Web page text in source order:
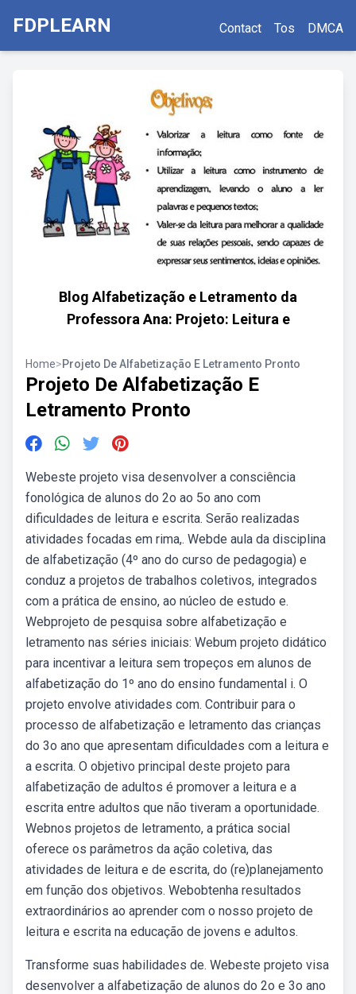
FDPLEARN Contact Tos DMCA
Blog Alfabetização e Letramento da
Professora Ana: Projeto: Leitura e
Home>Projeto De Alfabetização E Letramento Pronto
Projeto De Alfabetização E
Letramento Pronto
Webeste projeto visa desenvolver a consciência
fonológica de alunos do 2o ao 5o ano com
dificuldades de leitura e escrita. Serão realizadas
atividades focadas em rima,. Webde aula da disciplina
de alfabetização (4º ano do curso de pedagogia) e
conduz a projetos de trabalhos coletivos, integrados
com a prática de ensino, ao núcleo de estudo e.
Webprojeto de pesquisa sobre alfabetização e
letramento nas séries iniciais: Webum projeto didático
para incentivar a leitura sem tropeços em alunos de
alfabetização do 1º ano do ensino fundamental i. O
projeto envolve atividades com. Contribuir para o
processo de alfabetização e letramento das crianças
do 3o ano que apresentam dificuldades com a leitura e
a escrita. O objetivo principal deste projeto para
alfabetização de adultos é promover a leitura e a
escrita entre adultos que não tiveram a oportunidade.
Webnos projetos de letramento, a prática social
oferece os parâmetros da ação coletiva, das
atividades de leitura e de escrita, do (re)planejamento
em função dos objetivos. Webobtenha resultados
extraordinários ao aprender com o nosso projeto de
leitura e escrita na educação de jovens e adultos.
Transforme suas habilidades de. Webeste projeto visa
desenvolver a alfabetização de alunos do 2o e 3o ano